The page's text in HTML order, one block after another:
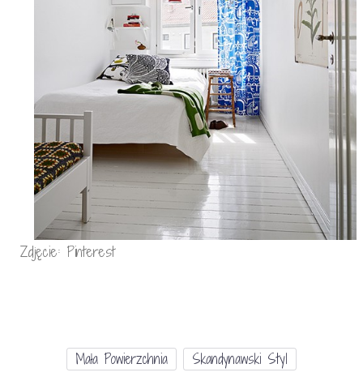
Zdjęcie: Pinterest
Mała Powierzchnia Skandynawski Styl